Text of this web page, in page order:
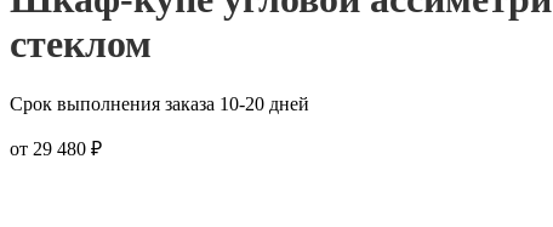
стеклом
Срок выполнения заказа 10-20 дней
от 29 480 ₽